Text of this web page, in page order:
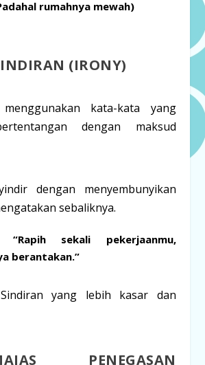
rumahnya mewah)
(IRONY)
kata-kata yang
dengan maksud
dengan menyembunyikan
sebaliknya.
sekali pekerjaanmu,
berantakan.”
Sindiran yang lebih kasar dan
PENEGASAN